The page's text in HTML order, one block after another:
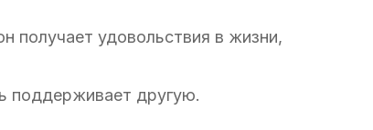
получает удовольствия в жизни,
поддерживает другую.